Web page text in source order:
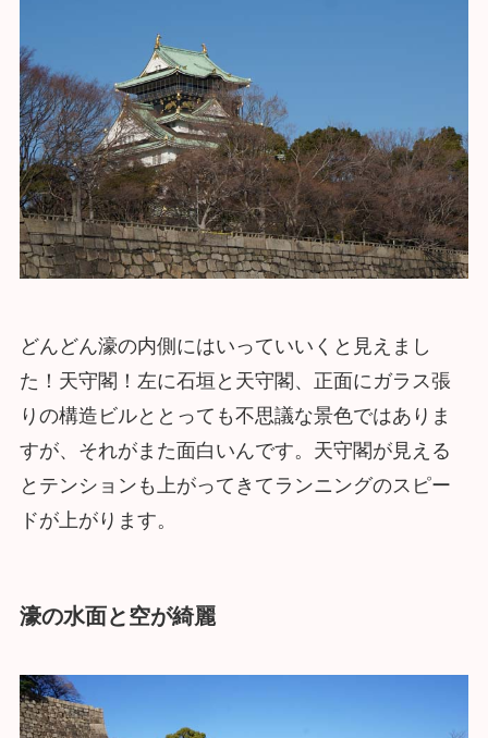
どんどん濠の内側にはいっていいくと見えまし
た！天守閣！左に石垣と天守閣、正面にガラス張
りの構造ビルととっても不思議な景色ではありま
すが、それがまた面白いんです。天守閣が見える
とテンションも上がってきてランニングのスピー
ドが上がります。
濠の水面と空が綺麗